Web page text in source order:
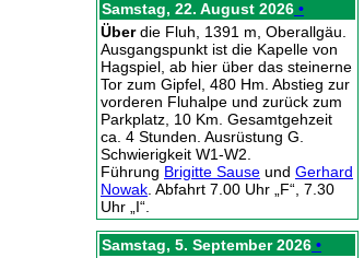
Samstag, 22. August 2026 •
Überdie Fluh, 1391 m, Oberallgäu.
Ausgangspunkt ist die Kapelle von
Hagspiel, ab hier über das steinerne
Tor zum Gipfel, 480 Hm. Abstieg zur
vorderen Fluhalpe und zurück zum
Parkplatz, 10 Km. Gesamtgehzeit
ca. 4 Stunden. Ausrüstung G.
Schwierigkeit W1-W2.
Führung Brigitte Sause und Gerhard
Nowak . Abfahrt 7.00 Uhr „F“, 7.30
Uhr „I“.
Samstag, 5. September 2026 •